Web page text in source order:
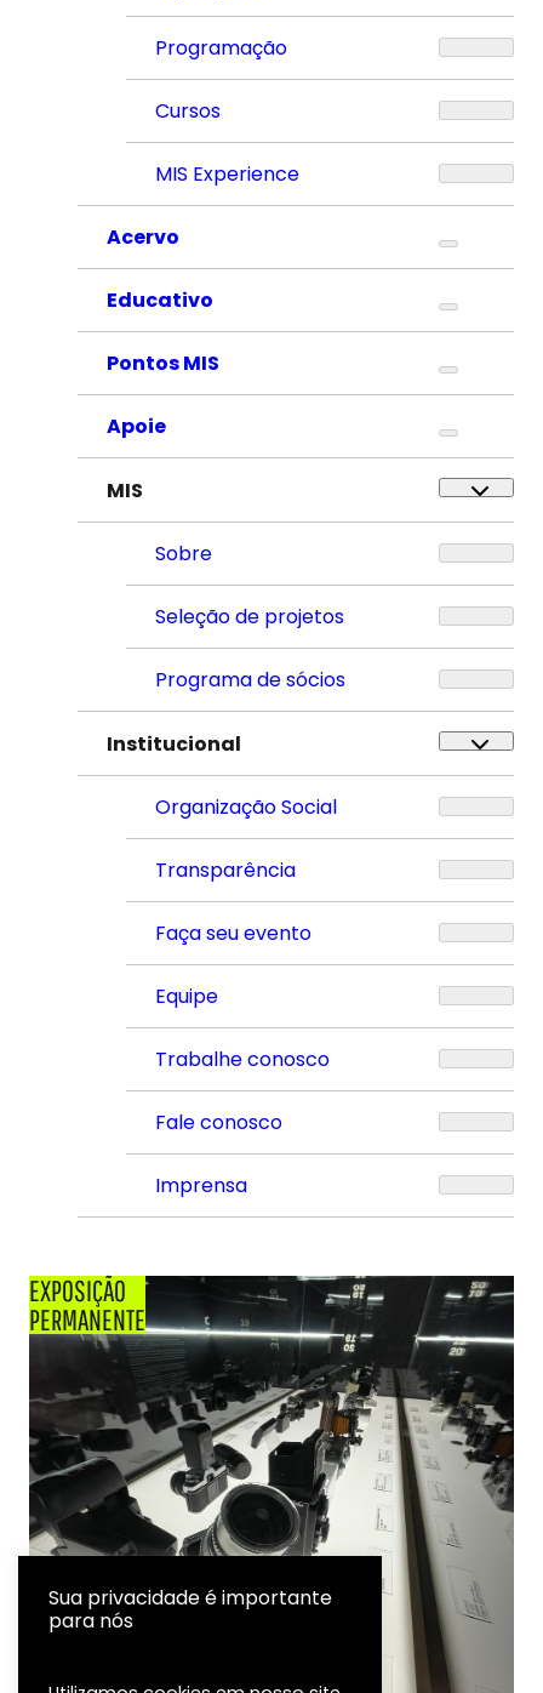
Programação
Cursos
MIS Experience
Acervo
Educativo
Pontos MIS
Apoie
MIS
Sobre
Seleção de projetos
Programa de sócios
Institucional
Organização Social
Transparência
Faça seu evento
Equipe
Trabalhe conosco
Fale conosco
Imprensa
EXPOSIÇÃO
PERMANENTE
Sua privacidade é importante
para nós